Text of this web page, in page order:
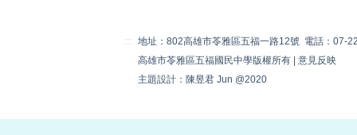
:::
地址：802高雄市苓雅區五福一路12號 電話：07-
高雄市苓雅區五福國民中學版權所有 | 意見反映
主題設計：陳昱君 Jun @2020